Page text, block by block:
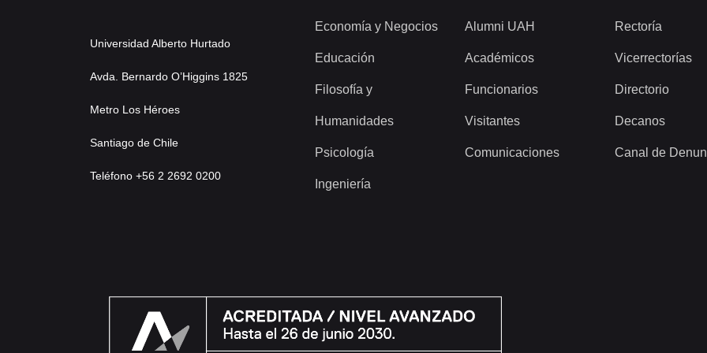
Universidad Alberto Hurtado
Avda. Bernardo O’Higgins 1825
Metro Los Héroes
Santiago de Chile
Teléfono +56 2 2692 0200
Economía y Negocios
Educación
Filosofía y
Humanidades
Psicología
Ingeniería
Alumni UAH
Académicos
Funcionarios
Visitantes
Comunicaciones
Rectoría
Vicerrectorías
Directorio
Decanos
Canal de